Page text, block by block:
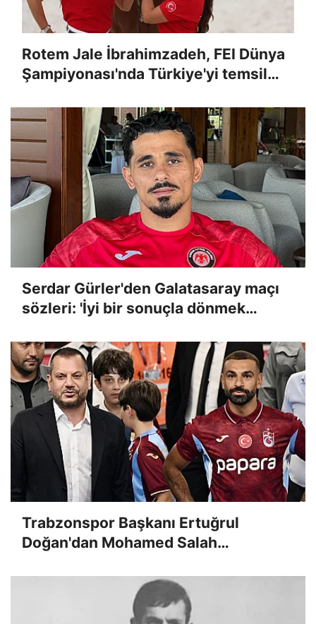
Rotem Jale İbrahimzadeh, FEI Dünya
Şampiyonası'nda Türkiye'yi temsil
Serdar Gürler'den Galatasaray maçı
sözleri: 'İyi bir sonuçla dönmek
Trabzonspor Başkanı Ertuğrul
Doğan'dan Mohamed Salah
fazlası çıktı!'